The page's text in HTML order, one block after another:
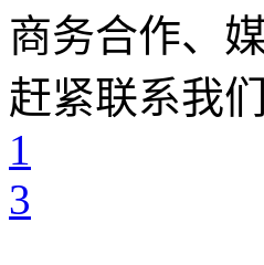
商务合作、
赶紧联系我们
1
3